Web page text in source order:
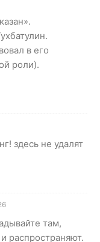
в его
роли).
здесь не удалят
там,
распространяют.